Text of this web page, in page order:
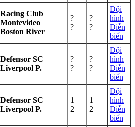
Racing Club
Montevideo
Boston River
?
?
?
?
Đội
hình
Diễn
biến
Defensor SC
Liverpool P.
?
?
?
?
Đội
hình
Diễn
biến
Defensor SC
Liverpool P.
1
2
1
2
Đội
hình
Diễn
biến